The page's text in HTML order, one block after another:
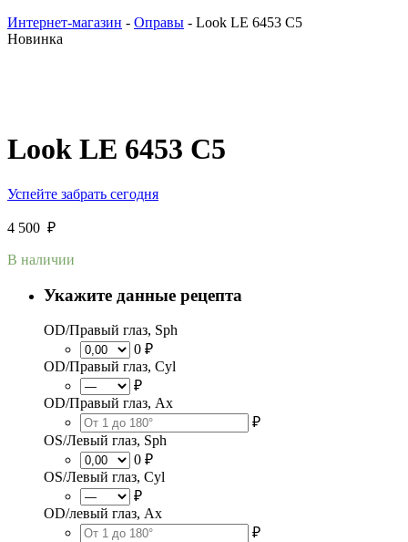
Интернет-магазин - Оправы - Look LE 6453 C5
Новинка
Look LE 6453 C5
Успейте забрать сегодня
4 500 ₽
В наличии
Укажите данные рецепта
OD/Правый глаз, Sph
0 ₽
OD/Правый глаз, Cyl
₽
OD/Правый глаз, Ax
₽
OS/Левый глаз, Sph
0 ₽
OS/Левый глаз, Cyl
₽
OD/левый глаз, Ax
₽